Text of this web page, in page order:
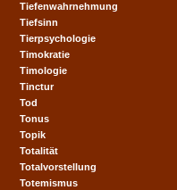
Tiefenwahrnehmung
Tiefsinn
Tierpsychologie
Timokratie
Timologie
Tinctur
Tod
Tonus
Topik
Totalität
Totalvorstellung
Totemismus